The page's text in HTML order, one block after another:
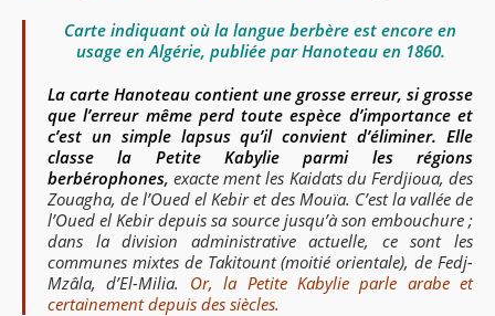
Carte indiquant où la langue berbère est encore en
usage en Algérie, publiée par Hanoteau en 1860.
La carte Hanoteau contient une grosse erreur, si grosse
que l’erreur même perd toute espèce d’importance et
c’est un simple lapsus qu’il convient d’éliminer. Elle
classe la Petite Kabylie parmi les régions
berbérophones, exacte ment les Kaidats du Ferdjioua, des
Zouagha, de l’Oued el Kebir et des Mouïa. C’est la vallée de
l’Oued el Kebir depuis sa source jusqu’à son embouchure ;
dans la division administrative actuelle, ce sont les
communes mixtes de Takitount (moitié orientale), de Fedj-
Mzâla, d’El-Milia. Or, la Petite Kabylie parle arabe et
certainement depuis des siècles.